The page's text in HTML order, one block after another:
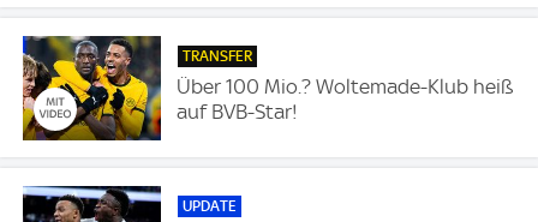
TRANSFER
Über 100 Mio.? Woltemade-Klub heiß
auf BVB-Star!
UPDATE